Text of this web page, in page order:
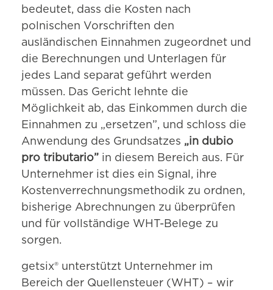
bedeutet, dass die Kosten nach
polnischen Vorschriften den
ausländischen Einnahmen zugeordnet und
die Berechnungen und Unterlagen für
jedes Land separat geführt werden
müssen. Das Gericht lehnte die
Möglichkeit ab, das Einkommen durch die
Einnahmen zu „ersetzen”, und schloss die
Anwendung des Grundsatzes „in dubio
pro tributario” in diesem Bereich aus. Für
Unternehmer ist dies ein Signal, ihre
Kostenverrechnungsmethodik zu ordnen,
bisherige Abrechnungen zu überprüfen
und für vollständige WHT-Belege zu
sorgen.
getsix® unterstützt Unternehmer im
Bereich der Quellensteuer (WHT) – wir